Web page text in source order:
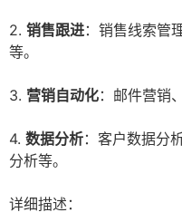
2. 销售跟进：销售线索管
等。
3. 营销自动化：邮件营销
4. 数据分析：客户数据分
分析等。
详细描述：